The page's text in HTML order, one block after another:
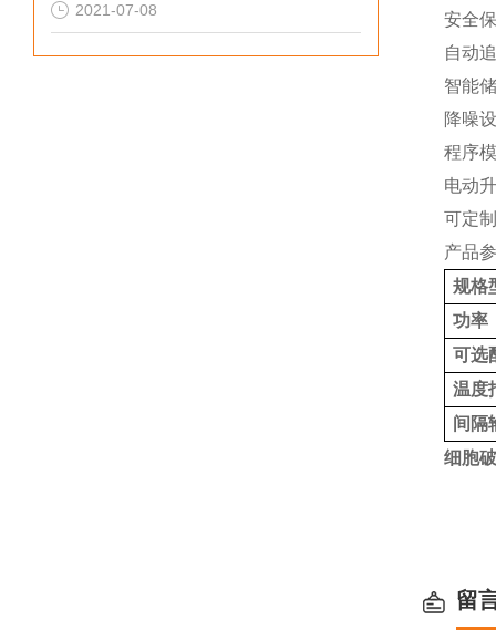
2021-07-08
安全
自动
智能
降噪
程序
电动
可定
产品
规格
功率
可选
温度
间隔
细胞
留